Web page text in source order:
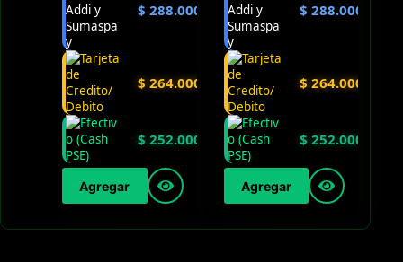
$ 288.000
$ 264.000
$ 252.000
Agregar
$ 288.000
$ 264.000
$ 252.000
Agregar